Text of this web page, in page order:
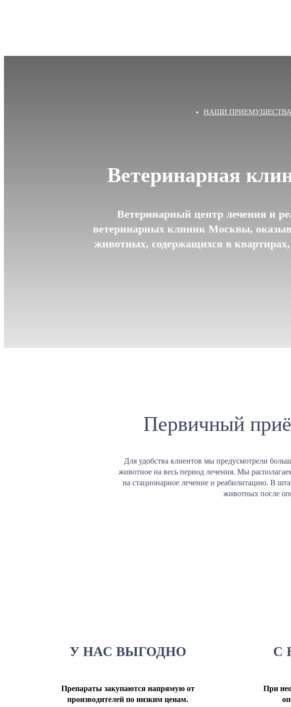
НАШИ ПРИЕМУЩЕСТВА
Ветеринарная
Ветеринарный центр лечения и
ветеринарных клиник Москвы,
животных, содержащихся в
Первичный
Для удобства клиентов мы предусмотрели
животное на весь период лечения. Мы
на стационарное лечение и реабилитацию. В
животных после
У НАС ВЫГОДНО
Препараты закупаются напрямую от
производителей по низким ценам.
С
При